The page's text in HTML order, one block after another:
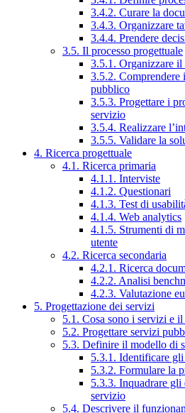
3.4.2. Curare la
3.4.3. Organizzare
3.4.4. Prendere
3.5. Il processo progettuale
3.5.1. Organizzare il
3.5.2. Comprendere
pubblico
3.5.3. Progettare i
servizio
3.5.4. Realizzare
3.5.5. Validare la
4. Ricerca progettuale
4.1. Ricerca primaria
4.1.1. Interviste
4.1.2. Questionari
4.1.3. Test di
4.1.4. Web analytics
4.1.5. Strumenti di
utente
4.2. Ricerca secondaria
4.2.1. Ricerca
4.2.2. Analisi
4.2.3. Valutazione
5. Progettazione dei servizi
5.1. Cosa sono i servizi e il
5.2. Progettare servizi
5.3. Definire il modello di
5.3.1. Identificare
5.3.2. Formulare la
5.3.3. Inquadrare
servizio
5.4. Descrivere il